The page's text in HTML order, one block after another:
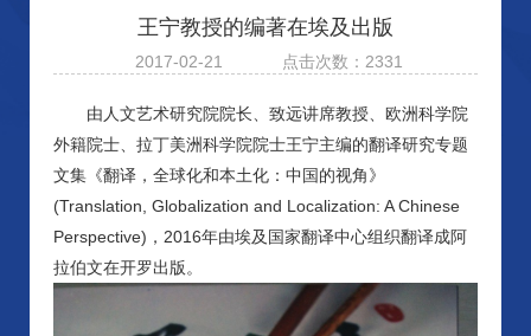
王宁教授的编著在埃及出版
2017-02-21 点击次数：2331
由人文艺术研究院院长、致远讲席教授、欧洲科学院
外籍院士、拉丁美洲科学院院士王宁主编的翻译研究专题
文集《翻译，全球化和本土化：中国的视角》
(Translation, Globalization and Localization: A Chinese
Perspective)，2016年由埃及国家翻译中心组织翻译成阿
拉伯文在开罗出版。